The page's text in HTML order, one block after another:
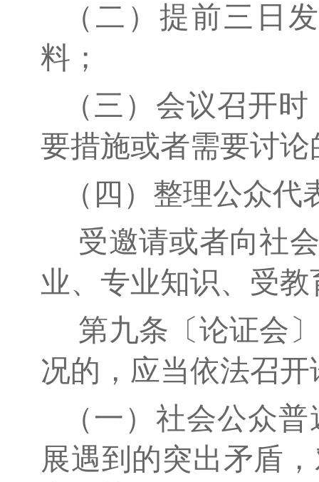
（二）提前三日
料；
（三）会议召开
要措施或者需要讨
（四）整理公众
受邀请或者向社
业、专业知识、受
第九条〔论证会
况的，应当依法召
（一）社会公众
展遇到的突出矛盾